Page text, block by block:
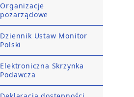
Organizacje
pozarządowe
Dziennik Ustaw Monitor
Polski
Elektroniczna Skrzynka
Podawcza